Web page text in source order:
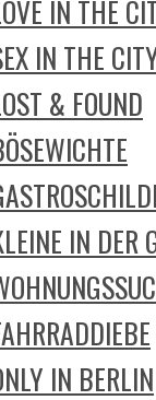
IN THE
IN THE
& FOUND
IN DER
IN BERLIN